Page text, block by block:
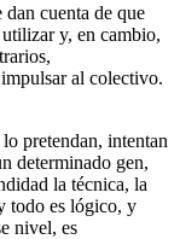
cuenta de que
y, en cambio,
al colectivo.
pretendan, intentan
determinado gen,
la técnica, la
todo es lógico, y
nivel, es